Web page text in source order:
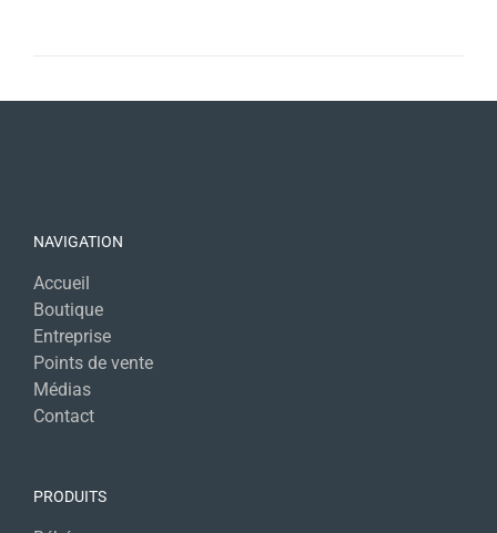
NAVIGATION
Accueil
Boutique
Entreprise
Points de vente
Médias
Contact
PRODUITS